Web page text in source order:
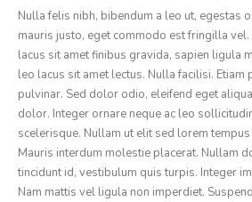
Nulla felis nibh, bibendum a leo ut, egestas
mauris justo, eget commodo est fringilla vel.
lacus sit amet finibus gravida, sapien ligula
leo lacus sit amet lectus. Nulla facilisi. Etiam
pulvinar. Sed dolor odio, eleifend eget
dolor. Integer ornare neque ac leo
scelerisque. Nullam ut elit sed lorem
Mauris interdum molestie placerat. Nullam
tincidunt id, vestibulum quis turpis. Integer
Nam mattis vel ligula non imperdiet.